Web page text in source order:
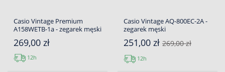
Casio Vintage Premium
A158WETB-1a - zegarek męski
269,00 zł
12h
Casio Vintage AQ-800EC-2A -
zegarek męski
251,00 zł 269,00 zł
12h